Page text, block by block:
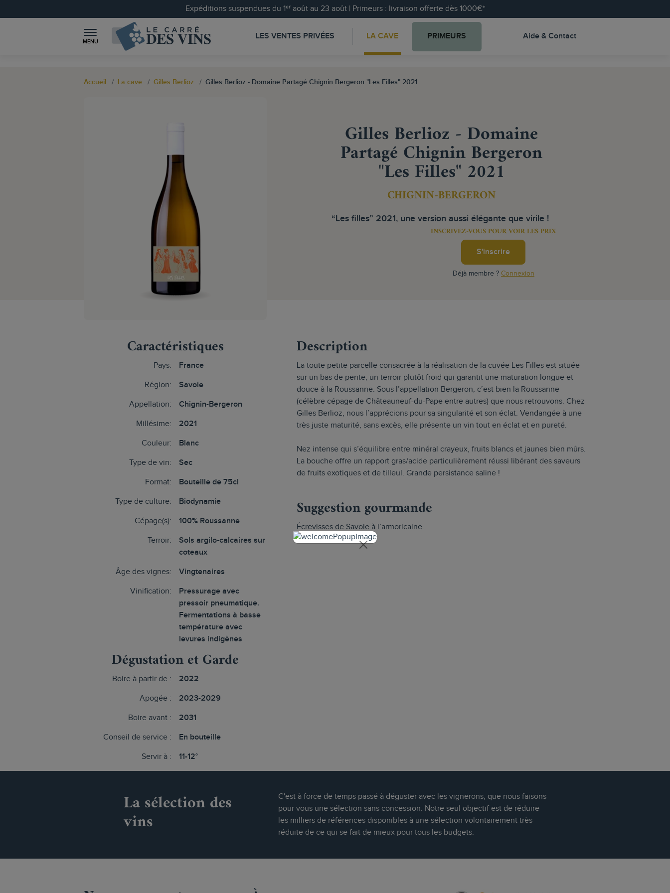
Expéditions suspendues du 1ᵉʳ août au 23 août | Primeurs : livraison offerte dès 1000€*
MENU
LES VENTES PRIVÉES LA CAVE PRIMEURS Aide & Contact
Accueil La cave Gilles Berlioz Gilles Berlioz - Domaine Partagé Chignin Bergeron "Les Filles" 2021
Gilles Berlioz - Domaine
Partagé Chignin Bergeron
"Les Filles" 2021
CHIGNIN-BERGERON
“Les filles” 2021, une version aussi élégante que virile !
INSCRIVEZ-VOUS POUR VOIR LES PRIX
S'inscrire
Déjà membre ? Connexion
Caractéristiques
Pays: France
Région: Savoie
Appellation: Chignin-Bergeron
Millésime: 2021
Couleur: Blanc
Type de vin: Sec
Format: Bouteille de 75cl
Type de culture: Biodynamie
Cépage(s): 100% Roussanne
Terroir:
Sols argilo-calcaires sur
coteaux
Âge des vignes: Vingtenaires
Vinification:
Pressurage avec
pressoir pneumatique.
Fermentations à basse
température avec
levures indigènes
Dégustation et Garde
Boire à partir de : 2022
Apogée : 2023-2029
Boire avant : 2031
Conseil de service : En bouteille
Servir à : 11-12°
Description
La toute petite parcelle consacrée à la réalisation de la cuvée Les Filles est située
sur un bas de pente, un terroir plutôt froid qui garantit une maturation longue et
douce à la Roussanne. Sous l’appellation Bergeron, c’est bien la Roussanne
(célèbre cépage de Châteauneuf-du-Pape entre autres) que nous retrouvons. Chez
Gilles Berlioz, nous l’apprécions pour sa singularité et son éclat. Vendangée à une
très juste maturité, sans excès, elle présente un vin tout en éclat et en pureté.
Nez intense qui s’équilibre entre minéral crayeux, fruits blancs et jaunes bien mûrs.
La bouche offre un rapport gras/acide particulièrement réussi libérant des saveurs
de fruits exotiques et de tilleul. Grande persistance saline !
Suggestion gourmande
Écrevisses de Savoie à l’armoricaine.
La sélection des
vins
C'est à force de temps passé à déguster avec les vignerons, que nous faisons
pour vous une sélection sans concession. Notre seul objectif est de réduire
les milliers de références disponibles à une sélection volontairement très
réduite de ce qui se fait de mieux pour tous les budgets.